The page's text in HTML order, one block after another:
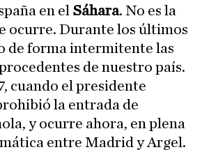
en el Sáhara. No es la
ocurre. Durante los últimos
de forma intermitente las
de nuestro país.
cuando el presidente
la entrada de
y ocurre ahora, en plena
entre Madrid y Argel.